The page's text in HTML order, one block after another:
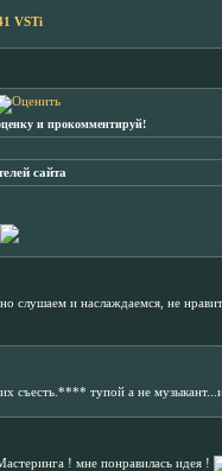
VSTi
и прокомментируй!
сайта
и наслаждаемся, не
съесть.**** тупой а не
! мне понравилась идея !